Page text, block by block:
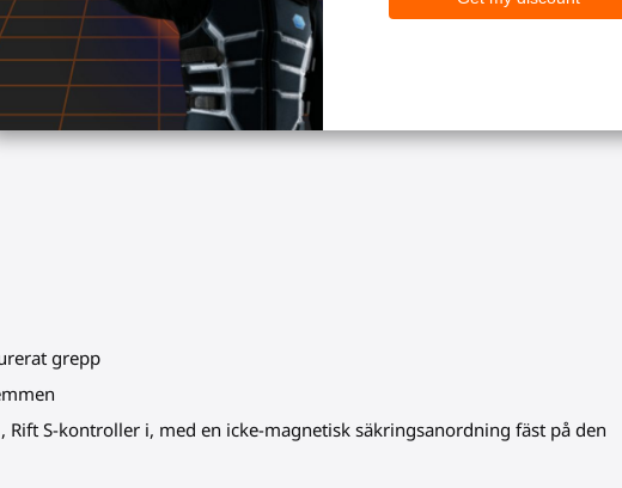
grepp
Rift S-kontroller i, med en icke-magnetisk säkringsanordning fäst på den